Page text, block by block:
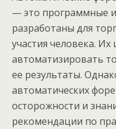
— это программные
разработаны для
участия человека.
автоматизировать
ее результаты.
автоматических
осторожности и
рекомендации по